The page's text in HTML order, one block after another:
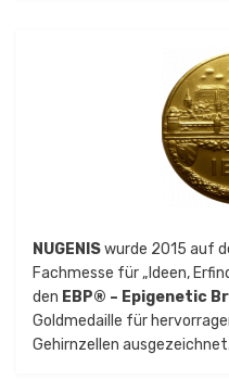
NUGENISwurde 2015 auf
Fachmesse für „Ideen,
den EBP® – Epigenetic
Goldmedaille für
Gehirnzellen ausgezeichnet.